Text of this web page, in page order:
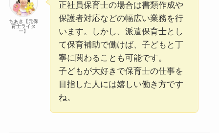
ちあき【元保
育士ライタ
ー】
正社員保育士の場合は書類作成や
保護者対応などの幅広い業務を行
います。しかし、派遣保育士とし
て保育補助で働けば、子どもと丁
寧に関わることも可能です。
子どもが大好きで保育士の仕事を
目指した人には嬉しい働き方です
ね。